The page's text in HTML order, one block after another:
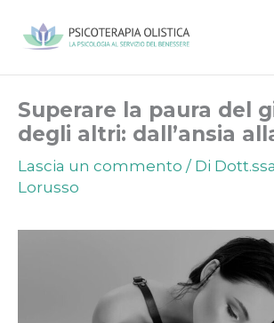
Superare la paura del
degli altri: dall’ansia
Lascia un commento / Di
Lorusso